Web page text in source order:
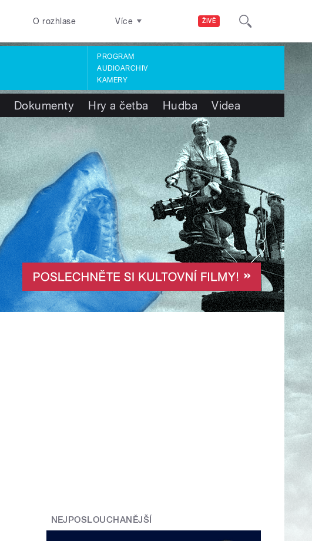
ŽIVĚ
O rozhlase Více
PROGRAM
AUDIOARCHIV
KAMERY
Dokumenty Hry a četba Hudba Videa
NEJPOSLOUCHANĚJŠÍ